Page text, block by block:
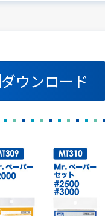
ダウンロード